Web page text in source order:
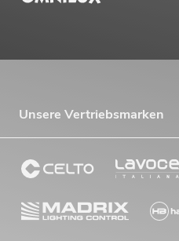
Unsere Vertriebsmarken